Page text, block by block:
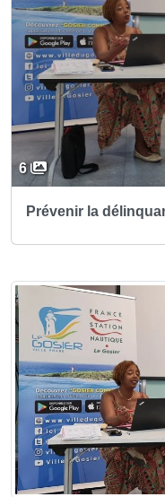
6